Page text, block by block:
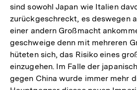
sind sowohl Japan wie Italien
zurückgeschreckt, es deswegen
einer andern Großmacht
geschweige denn mit mehreren
hüteten sich, das Risiko eines
einzugehen. Im Falle der
gegen China wurde immer mehr